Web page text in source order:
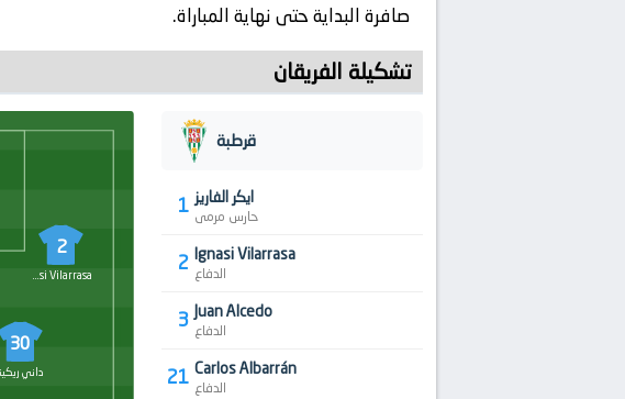
صافرة البداية حتى نهاية المباراة.
تشكيلة الفريقان
2
Ignasi Vilarrasa
30
داني
قرطبة
1 ايكر الفاريز
حارس مرمى
2 Ignasi Vilarrasa
الدفاع
3 Juan Alcedo
الدفاع
21 Carlos Albarrán
الدفاع